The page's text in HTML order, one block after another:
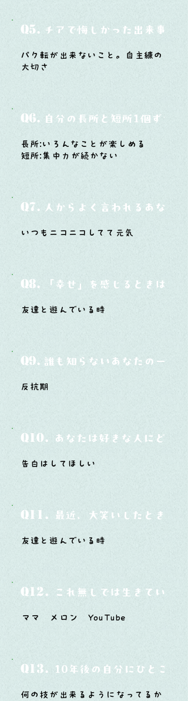
Q5. チアで悔しかった出来事と
バク転が出来ないこと。自主練の
大切さ
Q6. 自分の長所と短所1個ずつ
長所:いろんなことが楽しめる
短所:集中力が続かない
Q7. 人からよく言われるあなたの
いつもニコニコしてて元気
Q8. 「幸せ」を感じるときはどん
友達と遊んでいる時
Q9. 誰も知らないあなたの一面は
反抗期
Q10. あなたは好きな人にどう
告白はしてほしい
Q11. 最近、大笑いしたときはど
友達と遊んでいる時
Q12. これ無しでは生きていけ
ママ メロン YouTube
Q13. 10年後の自分にひとこと
何の技が出来るようになってるか